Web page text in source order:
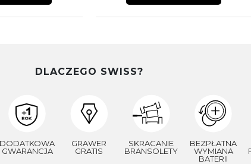
DLACZEGO SWISS?
DODATKOWA
GWARANCJA
GRAWER
GRATIS
SKRACANIE
BRANSOLETY
BEZPŁATNA
WYMIANA
BATERII